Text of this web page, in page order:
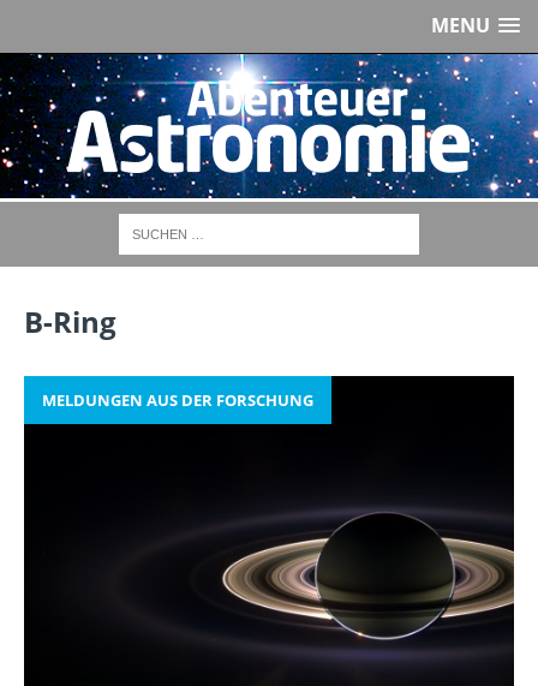
MENU
B-Ring
MELDUNGEN AUS DER FORSCHUNG